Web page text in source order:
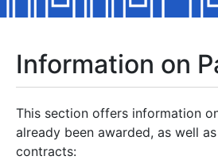
Show/Hide
Information on
This section offers information
already been awarded, as well
contracts: